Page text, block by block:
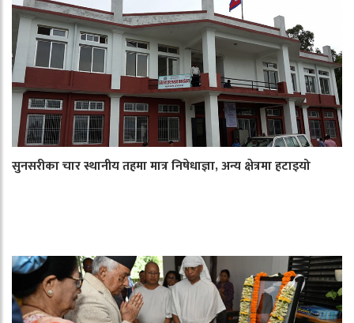
सुनसरीका चार स्थानीय तहमा मात्र निषेधाज्ञा, अन्य क्षेत्रमा हटाइयो